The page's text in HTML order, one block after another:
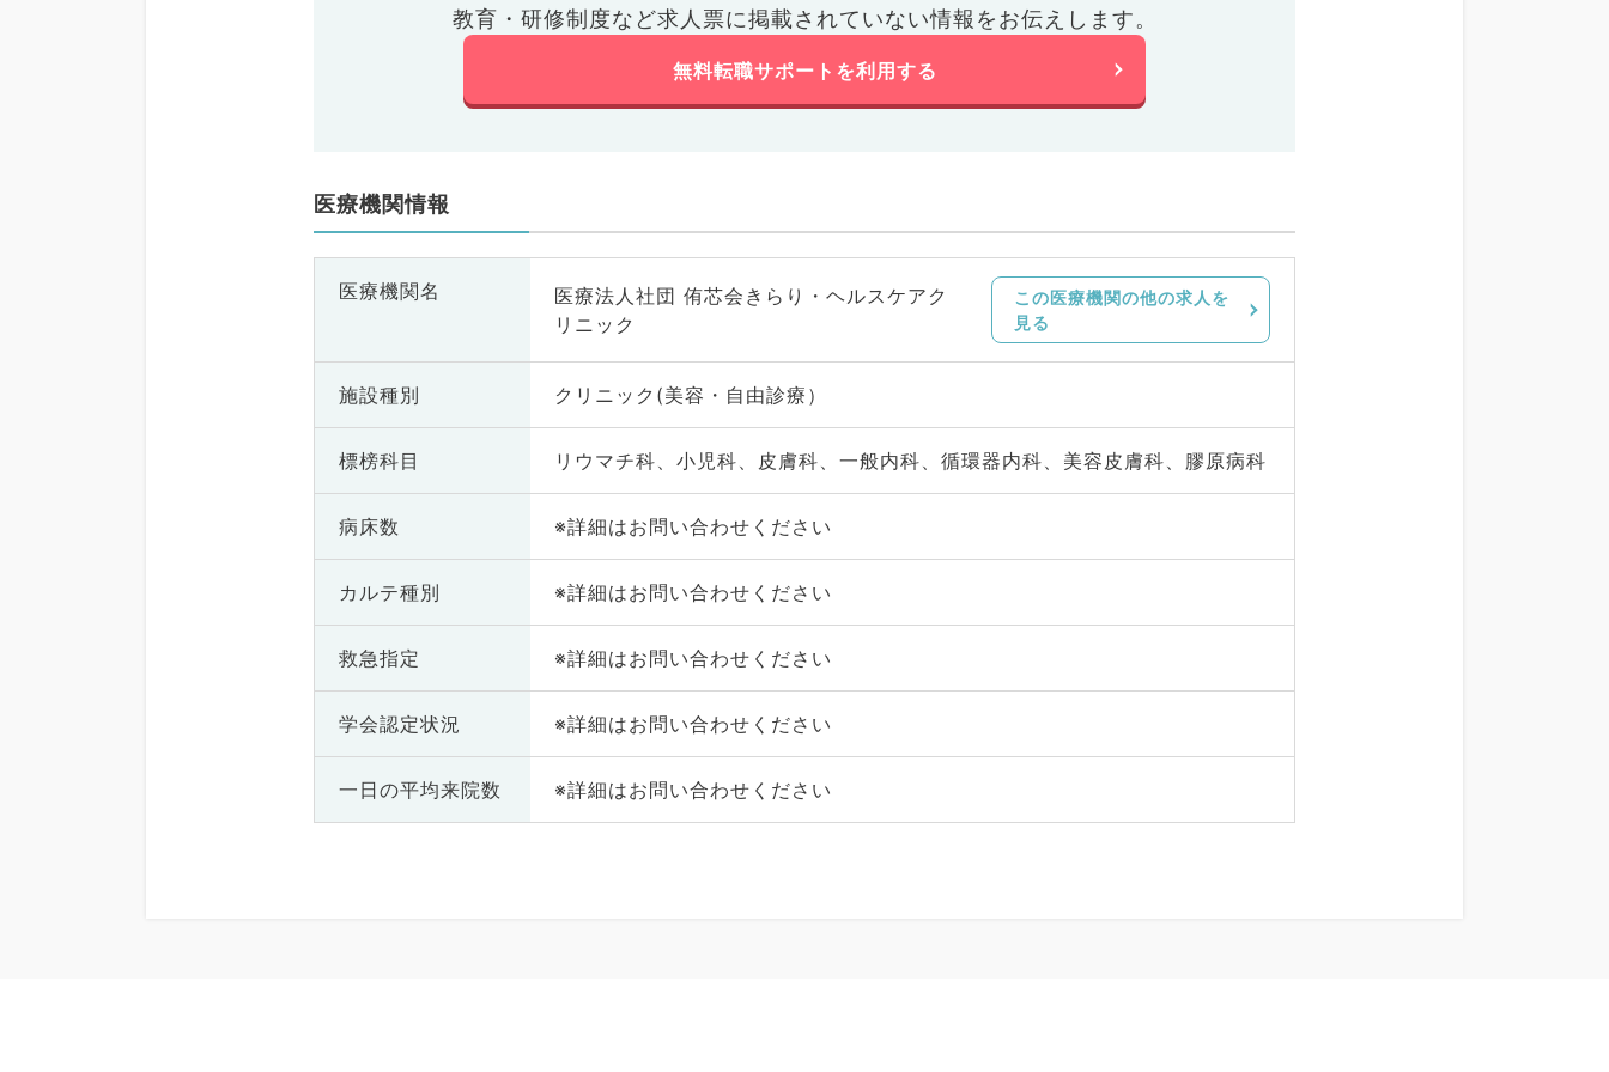
教育・研修制度など求人票に掲載されていない情報をお伝えします。
無料転職サポートを利用する
医療機関情報
医療機関名
医療法人社団 侑芯会きらり・ヘルスケアク
リニック
この医療機関の他の求人を
見る
施設種別 クリニック(美容・自由診療）
標榜科目 リウマチ科、小児科、皮膚科、一般内科、循環器内科、美容皮膚科、膠原病科
病床数 ※詳細はお問い合わせください
カルテ種別 ※詳細はお問い合わせください
救急指定 ※詳細はお問い合わせください
学会認定状況 ※詳細はお問い合わせください
一日の平均来院数 ※詳細はお問い合わせください